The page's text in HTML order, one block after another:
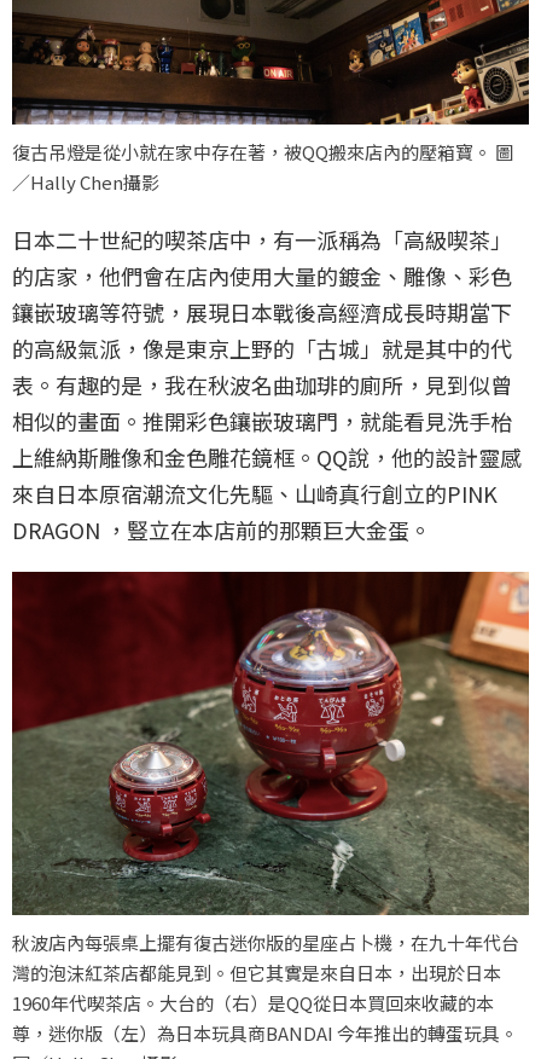
復古吊燈是從小就在家中存在著，被QQ搬來店內的壓箱寶。 圖
／Hally Chen攝影
日本二十世紀的喫茶店中，有一派稱為「高級喫茶」
的店家，他們會在店內使用大量的鍍金、雕像、彩色
鑲嵌玻璃等符號，展現日本戰後高經濟成長時期當下
的高級氣派，像是東京上野的「古城」就是其中的代
表。有趣的是，我在秋波名曲珈琲的廁所，見到似曾
相似的畫面。推開彩色鑲嵌玻璃門，就能看見洗手枱
上維納斯雕像和金色雕花鏡框。QQ說，他的設計靈感
來自日本原宿潮流文化先驅、山崎真行創立的PINK
DRAGON ，豎立在本店前的那顆巨大金蛋。
秋波店內每張桌上擺有復古迷你版的星座占卜機，在九十年代台
灣的泡沫紅茶店都能見到。但它其實是來自日本，出現於日本
1960年代喫茶店。大台的（右）是QQ從日本買回來收藏的本
尊，迷你版（左）為日本玩具商BANDAI 今年推出的轉蛋玩具。